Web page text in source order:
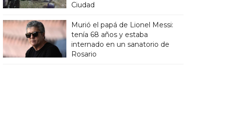
Ciudad
Murió el papá de Lionel Messi:
tenía 68 años y estaba
internado en un sanatorio de
Rosario